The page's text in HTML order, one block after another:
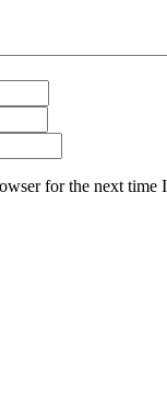
for the next time I